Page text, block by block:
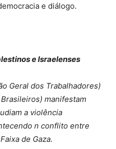
e diálogo.
e Israelenses
Geral dos Trabalhadores)
manifestam
a violência
n conflito entre
de Gaza.